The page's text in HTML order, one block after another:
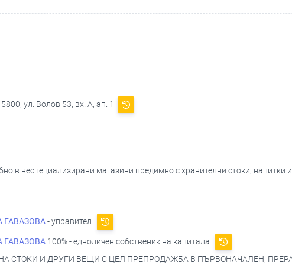
ул. Волов 53, вх. А, ап. 1
в неспециализирани магазини предимно с хранителни стоки, напитки
ГАВАЗОВА- управител
ГАВАЗОВА 100% - едноличен собственик на капитала
СТОКИ И ДРУГИ ВЕЩИ С ЦЕЛ ПРЕПРОДАЖБА В ПЪРВОНАЧАЛЕН,